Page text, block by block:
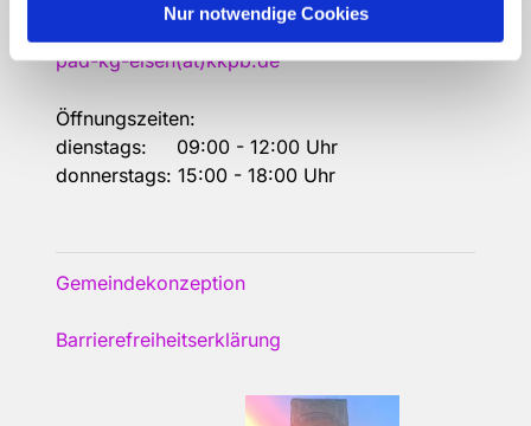
Nur notwendige Cookies
05254-647645
pad-kg-elsen(at)kkpb.de
Öffnungszeiten:
dienstags: 09:00 - 12:00 Uhr
donnerstags: 15:00 - 18:00 Uhr
Gemeindekonzeption
Barrierefreiheitserklärung